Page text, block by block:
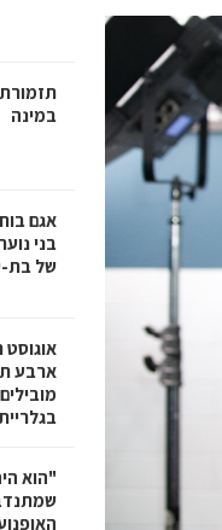
במינה
אגם
של בת-
ארבע
"הוא